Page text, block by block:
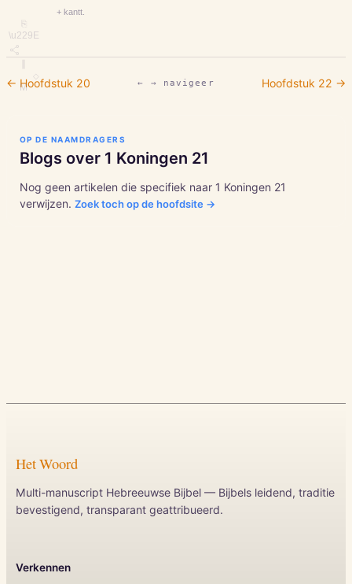
⎘
\u229E
M
+ kantt.
← Hoofdstuk 20 ← → navigeer Hoofdstuk 22 →
OP DE NAAMDRAGERS
Blogs over 1 Koningen 21
Nog geen artikelen die specifiek naar 1 Koningen 21
verwijzen. Zoek toch op de hoofdsite →
Het Woord
Multi-manuscript Hebreeuwse Bijbel — Bijbels leidend, traditie
bevestigend, transparant geattribueerd.
Verkennen